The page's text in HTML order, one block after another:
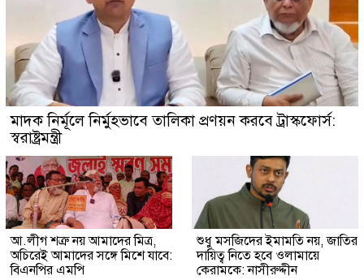
মাদক নির্মূলে নির্মুহভাবে তালিকা প্রণয়ন করবে ট্রাস্কফোর্স:
স্বরাষ্ট্রমন্ত্রী
আ.লীগ শত্রু নয় আমাদের মিত্র,
অচিরেই আমাদের সঙ্গে মিশে যাবে:
বিএনপির এমপি
শুধু মসজিদের ইমামতি নয়, জাতির
দায়িত্ব নিতে হবে ওলামায়ে
কেরামকে: নাসীরুদ্দীন